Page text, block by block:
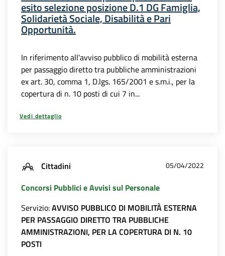
esito selezione posizione D.1 DG Famiglia,
Solidarietà Sociale, Disabilità e Pari
Opportunità.
In riferimento all'avviso pubblico di mobilità esterna
per passaggio diretto tra pubbliche amministrazioni
ex art. 30, comma 1, D.lgs. 165/2001 e s.m.i., per la
copertura di n. 10 posti di cui 7 in...
Vedi dettaglio
Cittadini 05/04/2022
Concorsi Pubblici e Avvisi sul Personale
Servizio:AVVISO PUBBLICO DI MOBILITÀ ESTERNA
PER PASSAGGIO DIRETTO TRA PUBBLICHE
AMMINISTRAZIONI, PER LA COPERTURA DI N. 10
POSTI